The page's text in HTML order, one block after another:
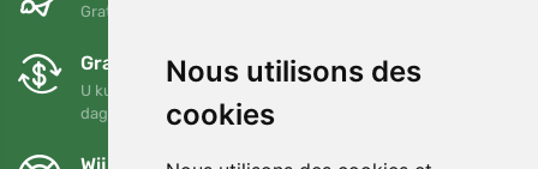
Nous utilisons des
cookies
Gratis verzending voor bestellingen boven 95 EUR
Gratis ruilen en retourneren
U kunt uw bestelling op elk gewenst moment binnen 90
dagen retourneren of ruilen